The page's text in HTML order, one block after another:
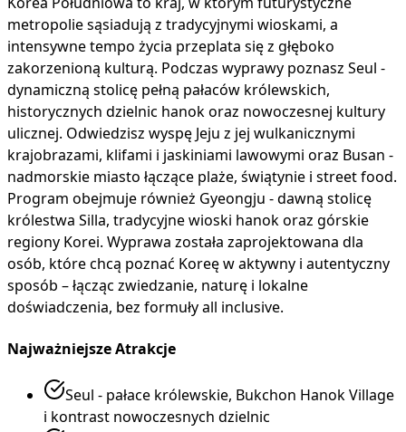
metropolie sąsiadują z tradycyjnymi wioskami, a
intensywne tempo życia przeplata się z głęboko
zakorzenioną kulturą. Podczas wyprawy poznasz Seul -
dynamiczną stolicę pełną pałaców królewskich,
historycznych dzielnic hanok oraz nowoczesnej kultury
ulicznej. Odwiedzisz wyspę Jeju z jej wulkanicznymi
krajobrazami, klifami i jaskiniami lawowymi oraz Busan -
nadmorskie miasto łączące plaże, świątynie i street food.
Program obejmuje również Gyeongju - dawną stolicę
królestwa Silla, tradycyjne wioski hanok oraz górskie
regiony Korei. Wyprawa została zaprojektowana dla
osób, które chcą poznać Koreę w aktywny i autentyczny
sposób – łącząc zwiedzanie, naturę i lokalne
doświadczenia, bez formuły all inclusive.
Najważniejsze Atrakcje
Seul - pałace królewskie, Bukchon Hanok Village
i kontrast nowoczesnych dzielnic